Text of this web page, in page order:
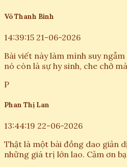
Võ Thanh Bình
14:39:15 21-06-2026
Bài viết này làm mình suy
nó còn là sự hy sinh, che chở
P
Phan Thị Lan
13:44:19 22-06-2026
Thật là một bài đồng dao giản
những giá trị lớn lao. Cảm ơn